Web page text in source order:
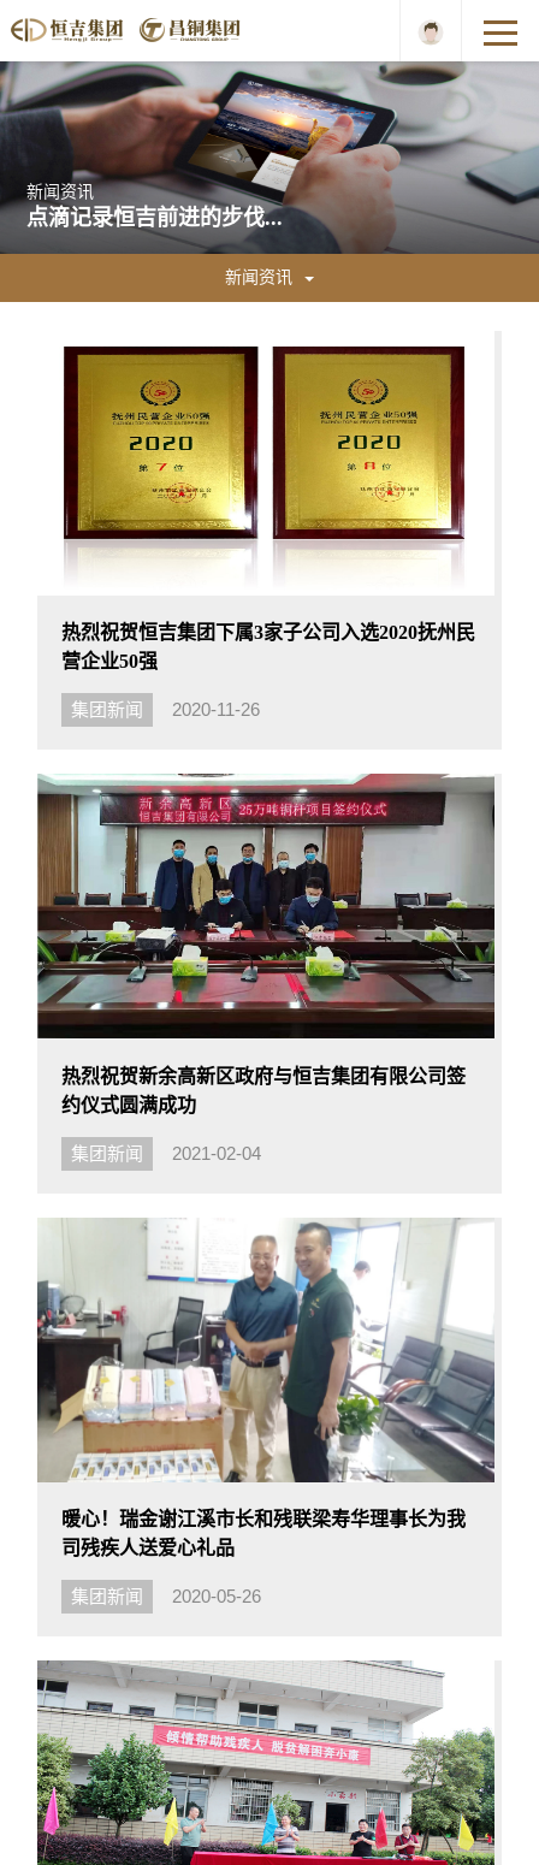
新闻资讯
点滴记录恒吉前进的步伐...
新闻资讯
热烈祝贺恒吉集团下属3家子公司入选2020抚州民
营企业50强
集团新闻 2020-11-26
热烈祝贺新余高新区政府与恒吉集团有限公司签
约仪式圆满成功
集团新闻 2021-02-04
暖心！瑞金谢江溪市长和残联梁寿华理事长为我
司残疾人送爱心礼品
集团新闻 2020-05-26